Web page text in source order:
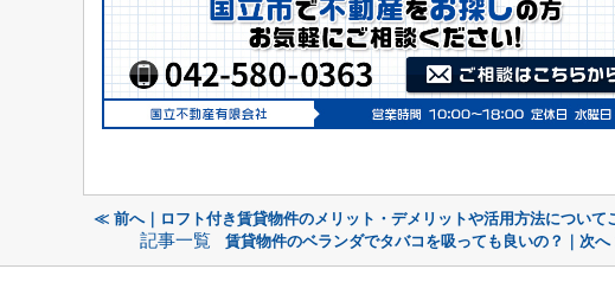
≪ 前へ｜ロフト付き賃貸物件のメリット・デメリットや活用方法について
記事一覧 賃貸物件のベランダでタバコを吸っても良いの？｜次